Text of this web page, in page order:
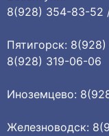
8(928) 354-83-52
Пятигорск:
8(928) 319-06-06
Иноземцево:
Железноводск: